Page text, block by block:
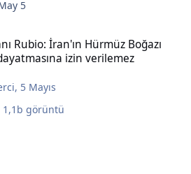
5
Rubio: İran'ın Hürmüz Boğazı
izin verilemez
, 5 Mayıs
1,1b görüntü